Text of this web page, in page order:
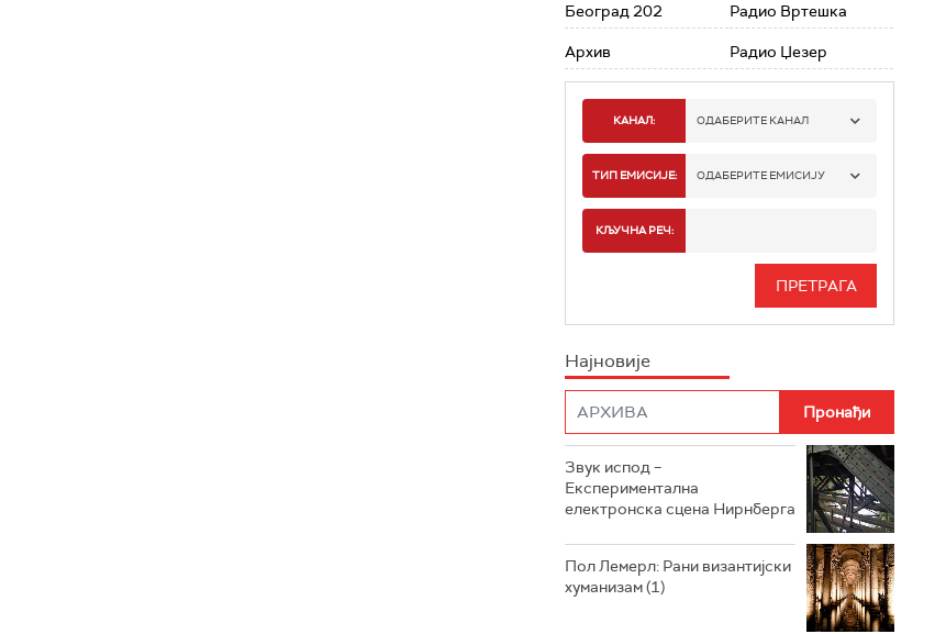
Београд 202
Архив
Радио Вртешка
Радио Џезер
КАНАЛ: ОДАБЕРИТЕ КАНАЛ
РАДИО БЕОГРАД 1
РАДИО БЕОГРАД 3
РАДИО РОКЕНРОЛЕР
РАДИО ЏУБОКС
РАДИО ВРТЕШКА
РАДИО ЏЕЗЕР
ТИП ЕМИСИЈЕ: ОДАБЕРИТЕ ЕМИСИЈУ
ИНФО
КЉУЧНА РЕЧ:
Најновије
Звук испод –
Експериментална
електронска сцена Нирнберга
Пол Лемерл: Рани византијски
хуманизам (1)